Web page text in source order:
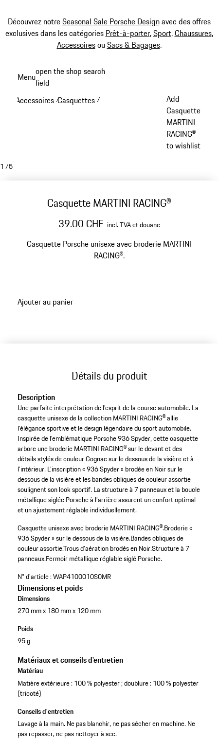
Découvrez notreSeasonal Sale Porsche Designavec des offres
exclusives dans les catégories Prêt-à-porter,Sport,Chaussures,
AccessoiresouSacs & Bagages.
principal
Menuopen the shop search
field
Accessoires /Casquettes /
Add
Casquette
MARTINI
RACING®
to wishlist
1 /5
Casquette MARTINI RACING®
39.00 CHF incl. TVA et douane
Casquette Porsche unisexe avec broderie MARTINI
RACING®.
Ajouter au panier
Détails du produit
Description
Une parfaite interprétation de l’esprit de la course automobile. La
casquette unisexe de la collection MARTINI RACING® allie
l’élégance sportive et le design légendaire du sport automobile.
Inspirée de l’emblématique Porsche 936 Spyder, cette casquette
arbore une broderie MARTINI RACING® sur le devant et des
détails stylés de couleur Cognac sur le dessous de la visière et à
l’intérieur. L’inscription « 936 Spyder » brodée en Noir sur le
dessous de la visière et les bandes obliques de couleur assortie
soulignent son look sportif. La structure à 7 panneaux et la boucle
métallique siglée Porsche à l’arrière assurent un confort optimal
et un ajustement réglable individuellement.
Casquette unisexe avec broderie MARTINI RACING®.Broderie «
936 Spyder » sur le dessous de la visière.Bandes obliques de
couleur assortie.Trous d’aération brodés en Noir.Structure à 7
panneaux.Fermoir métallique réglable siglé Porsche.
N° d'article :WAP4100010S0MR
Dimensions et poids
Dimensions
270 mm x 180 mm x 120 mm
Poids
95 g
Matériaux et conseils d'entretien
Matériau
Matière extérieure : 100 % polyester ; doublure : 100 % polyester
(tricoté)
Conseils d'entretien
Lavage à la main. Ne pas blanchir, ne pas sécher en machine. Ne
pas repasser, ne pas nettoyer à sec.